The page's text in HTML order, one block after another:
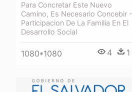
Para Concretar Este Nuevo
Camino, Es Necesario Concebir -
Participacion De La Familia En El
Desarrollo Social
1080*1080 4 1